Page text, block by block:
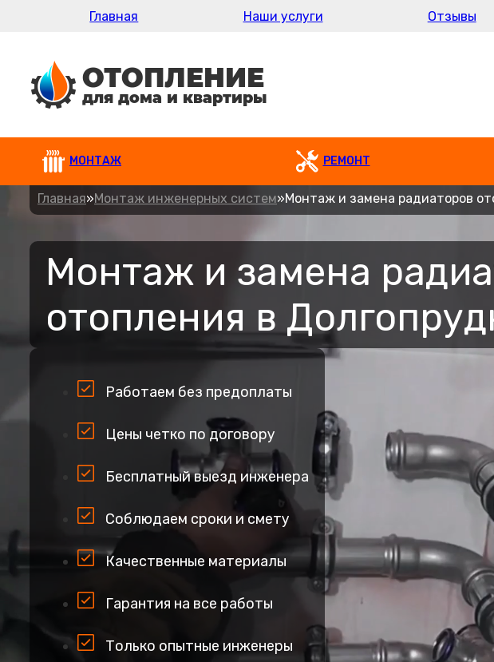
Главная Наши услуги Отзывы
МОНТАЖ РЕМОНТ
Главная»Монтаж инженерных систем»Монтаж и замена радиаторов
Монтаж и замена
отопления в
Работаем без предоплаты
Цены четко по договору
Бесплатный выезд инженера
Соблюдаем сроки и смету
Качественные материалы
Гарантия на все работы
Только опытные инженеры